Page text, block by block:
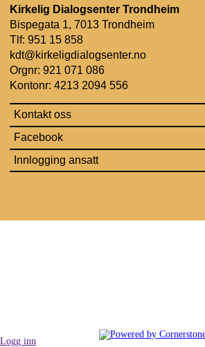
Kirkelig Dialogsenter Trondheim
Bispegata 1, 7013 Trondheim
Tlf: 951 15 858
kdt@kirkeligdialogsenter.no
Orgnr: 921 071 086
Kontonr: 4213 2094 556
Kontakt oss
Facebook
Innlogging ansatt
Logg inn